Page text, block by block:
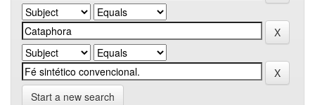
Start a new search